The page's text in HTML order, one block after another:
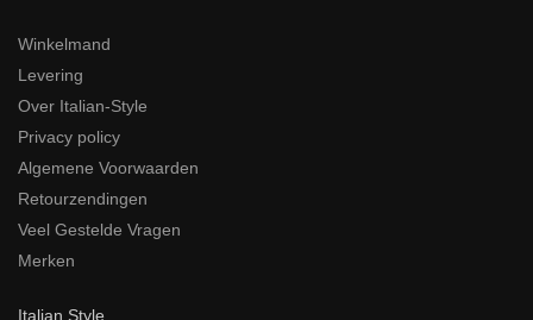
Winkelmand
Levering
Over Italian-Style
Privacy policy
Algemene Voorwaarden
Retourzendingen
Veel Gestelde Vragen
Merken
Italian Style